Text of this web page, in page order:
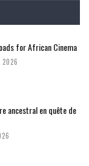
for African Cinema
2026
ancestral en quête de